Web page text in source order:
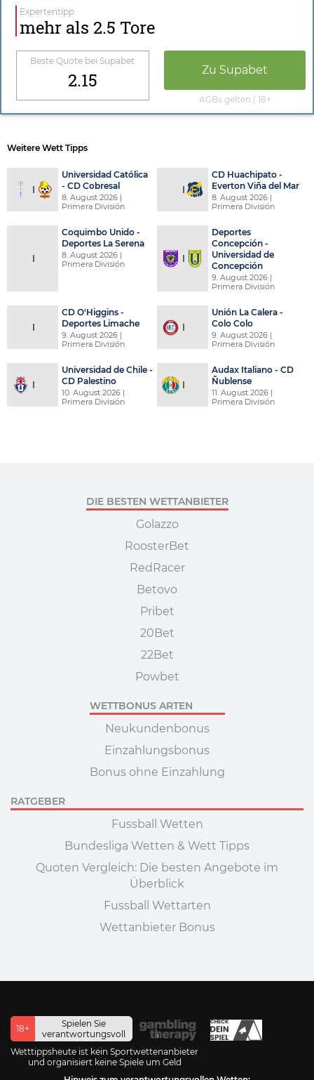
Expertentipp
mehr als 2.5 Tore
Beste Quote bei Supabet
2.15 Zu Supabet
AGBs gelten | 18+
Weitere Wett Tipps
Universidad Católica
- CD Cobresal
8. August 2026 |
Primera División
CD Huachipato -
Everton Viña del Mar
8. August 2026 |
Primera División
Coquimbo Unido -
Deportes La Serena
8. August 2026 |
Primera División
Deportes
Concepción -
Universidad de
Concepción
9. August 2026 |
Primera División
CD O'Higgins -
Deportes Limache
9. August 2026 |
Primera División
Unión La Calera -
Colo Colo
9. August 2026 |
Primera División
Universidad de Chile -
CD Palestino
10. August 2026 |
Primera División
Audax Italiano - CD
Ñublense
11. August 2026 |
Primera División
DIE BESTEN WETTANBIETER
Golazzo
RoosterBet
RedRacer
Betovo
Pribet
20Bet
22Bet
Powbet
WETTBONUS ARTEN
Neukundenbonus
Einzahlungsbonus
Bonus ohne Einzahlung
RATGEBER
Fussball Wetten
Bundesliga Wetten & Wett Tipps
Quoten Vergleich: Die besten Angebote im
Überblick
Fussball Wettarten
Wettanbieter Bonus
18+
Spielen Sie
verantwortungsvoll
Wetttippsheute ist kein Sportwettenanbieter
und organisiert keine Spiele um Geld